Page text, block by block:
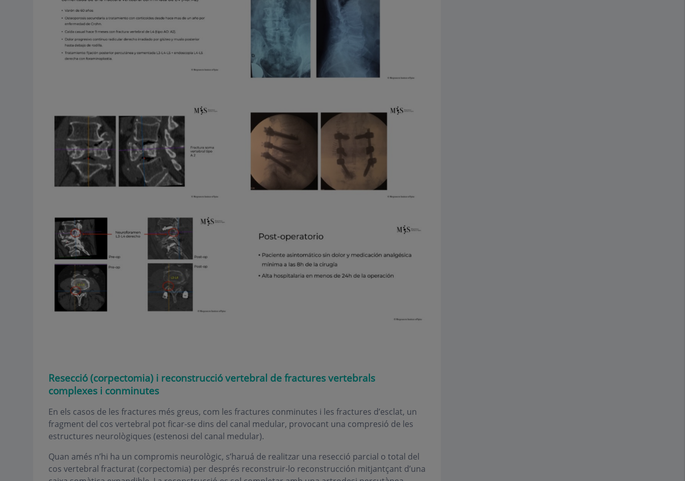
Resecció (corpectomia) i reconstrucció vertebral de fractures vertebrals
complexes i conminutes
En els casos de les fractures més greus, com les fractures conminutes i les fractures d’esclat, un
fragment del cos vertebral pot ficar-se dins del canal medular, provocant una compresió de les
estructures neurològiques (estenosi del canal medular).
Quan amés n’hi ha un compromis neurològic, s’haruá de realitzar una resecció parcial o total del
cos vertebral fracturat (corpectomia) per després reconstruir-lo reconstrucción mitjantçant d’una